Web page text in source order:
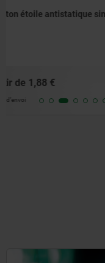
Poignées
à partir de
hors frais d’envoi